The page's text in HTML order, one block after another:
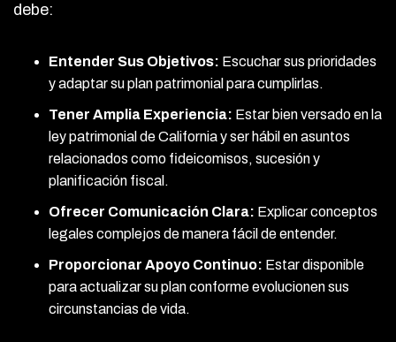
debe:
Entender Sus Objetivos: Escuchar sus prioridades
y adaptar su plan patrimonial para cumplirlas.
Tener Amplia Experiencia: Estar bien versado en la
ley patrimonial de California y ser hábil en asuntos
relacionados como fideicomisos, sucesión y
planificación fiscal.
Ofrecer Comunicación Clara: Explicar conceptos
legales complejos de manera fácil de entender.
Proporcionar Apoyo Continuo: Estar disponible
para actualizar su plan conforme evolucionen sus
circunstancias de vida.